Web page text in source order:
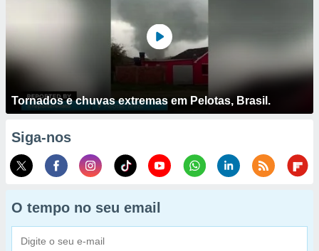
Tornados e chuvas extremas em Pelotas, Brasil.
Siga-nos
O tempo no seu email